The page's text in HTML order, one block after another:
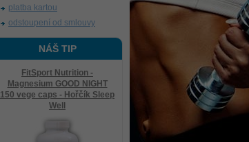
platba kartou
odstoupení od smlouvy
NÁŠ TIP
FitSport Nutrition -
Magnesium GOOD NIGHT
150 vege caps - Hořčík Sleep
Well